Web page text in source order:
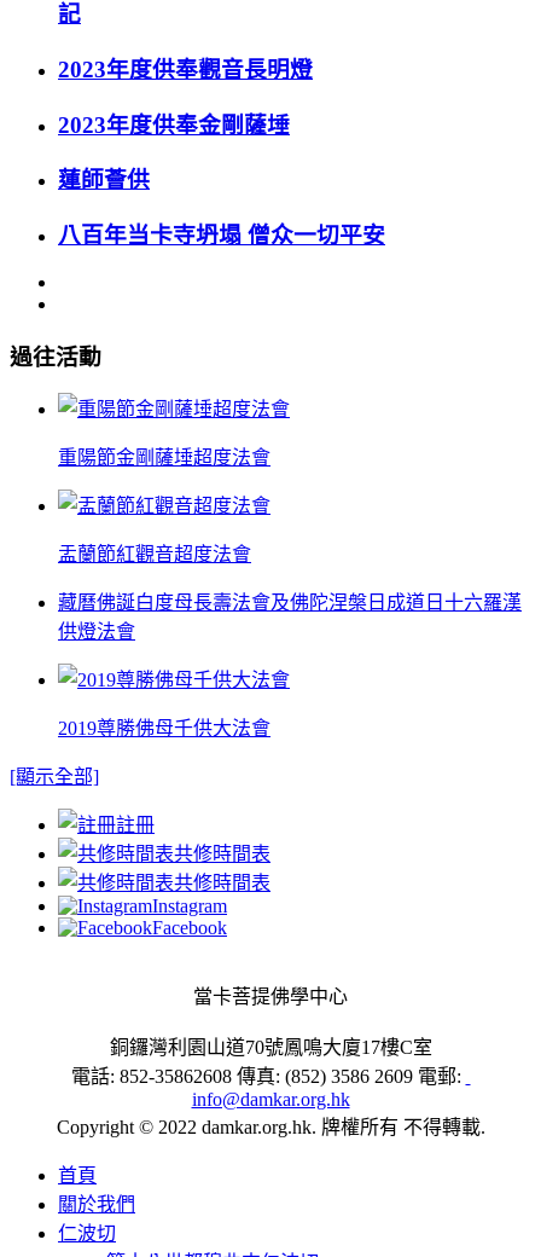
記
2023年度供奉觀音長明燈
2023年度供奉金剛薩埵
蓮師薈供
八百年当卡寺坍塌 僧众一切平安
過往活動
重陽節金剛薩埵超度法會
盂蘭節紅觀音超度法會
藏曆佛誕白度母長壽法會及佛陀涅槃日成道日十六羅漢
供燈法會
2019尊勝佛母千供大法會
[顯示全部]
註冊
共修時間表
共修時間表
Instagram
Facebook
當卡菩提佛學中心
銅鑼灣利園山道70號鳳鳴大廈17樓C室
電話: 852-35862608 傳真: (852) 3586 2609 電郵:
info@damkar.org.hk
Copyright © 2022 damkar.org.hk. 牌權所有 不得轉載.
首頁
關於我們
仁波切